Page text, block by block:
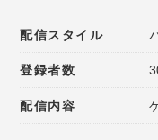
配信スタイル
登録者数
配信内容